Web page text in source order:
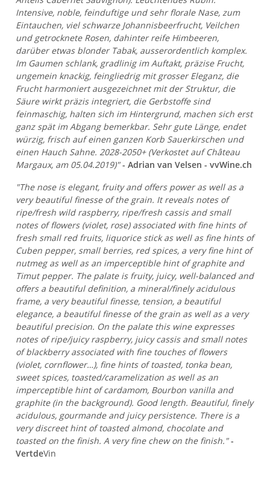
Intensive, noble, feinduftige und sehr florale Nase, zum
Eintauchen, viel schwarze Johannisbeerfrucht, Veilchen
und getrocknete Rosen, dahinter reife Himbeeren,
darüber etwas blonder Tabak, ausserordentlich komplex.
Im Gaumen schlank, gradlinig im Auftakt, präzise Frucht,
ungemein knackig, feingliedrig mit grosser Eleganz, die
Frucht harmoniert ausgezeichnet mit der Struktur, die
Säure wirkt präzis integriert, die Gerbstoffe sind
feinmaschig, halten sich im Hintergrund, machen sich erst
ganz spät im Abgang bemerkbar. Sehr gute Länge, endet
würzig, frisch auf einen ganzen Korb Sauerkirschen und
einen Hauch Sahne. 2028-2050+ (Verkostet auf Château
Margaux, am 05.04.2019)" - Adrian van Velsen - vvWine.ch
"The nose is elegant, fruity and offers power as well as a
very beautiful finesse of the grain. It reveals notes of
ripe/fresh wild raspberry, ripe/fresh cassis and small
notes of flowers (violet, rose) associated with fine hints of
fresh small red fruits, liquorice stick as well as fine hints of
Cuben pepper, small berries, red spices, a very fine hint of
nutmeg as well as an imperceptible hint of graphite and
Timut pepper. The palate is fruity, juicy, well-balanced and
offers a beautiful definition, a mineral/finely acidulous
frame, a very beautiful finesse, tension, a beautiful
elegance, a beautiful finesse of the grain as well as a very
beautiful precision. On the palate this wine expresses
notes of ripe/juicy raspberry, juicy cassis and small notes
of blackberry associated with fine touches of flowers
(violet, cornflower…), fine hints of toasted, tonka bean,
sweet spices, toasted/caramelization as well as an
imperceptible hint of cardamom, Bourbon vanilla and
graphite (in the background). Good length. Beautiful, finely
acidulous, gourmande and juicy persistence. There is a
very discreet hint of toasted almond, chocolate and
toasted on the finish. A very fine chew on the finish." -
VertdeVin